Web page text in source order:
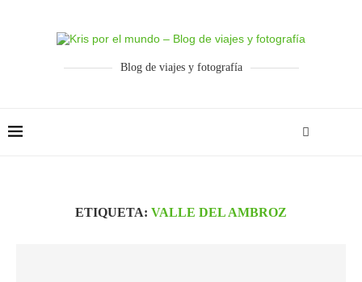
Blog de viajes y fotografía
ETIQUETA: VALLE DEL AMBROZ